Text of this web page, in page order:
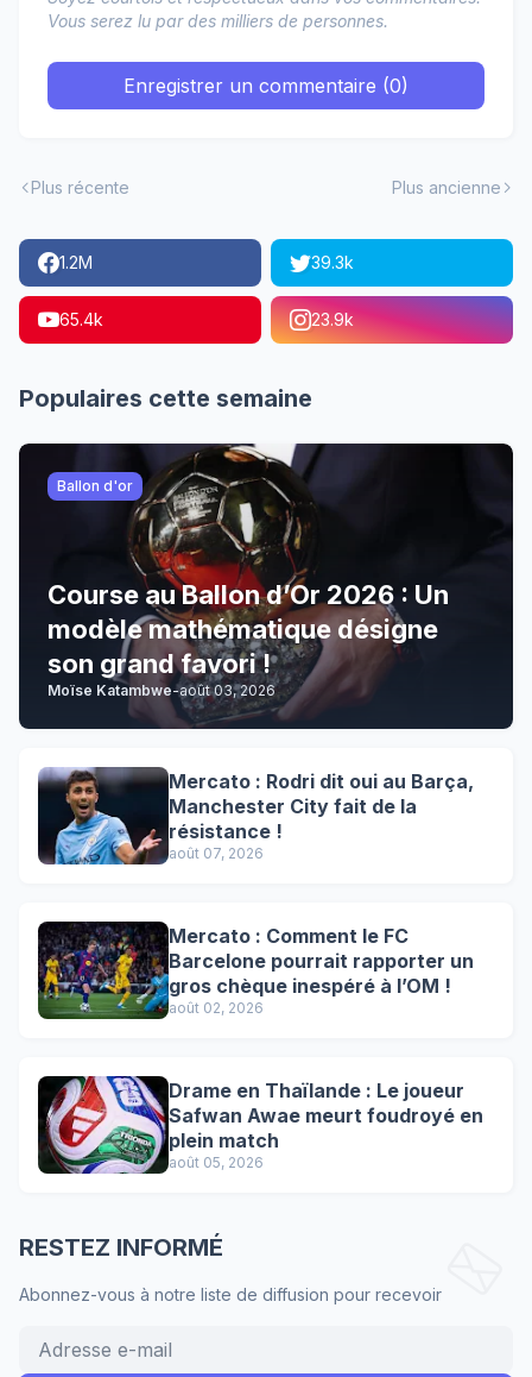
Vous serez lu par des milliers de personnes.
Enregistrer un commentaire (0)
Plus récente Plus ancienne
1.2M 39.3k
65.4k 23.9k
Populaires cette semaine
Ballon d'or
Course au Ballon d’Or 2026 : Un
modèle mathématique désigne
son grand favori !
Moïse Katambwe-août 03, 2026
Mercato : Rodri dit oui au Barça,
Manchester City fait de la
résistance !
août 07, 2026
Mercato : Comment le FC
Barcelone pourrait rapporter un
gros chèque inespéré à l’OM !
août 02, 2026
Drame en Thaïlande : Le joueur
Safwan Awae meurt foudroyé en
plein match
août 05, 2026
RESTEZ INFORMÉ
Abonnez-vous à notre liste de diffusion pour recevoir